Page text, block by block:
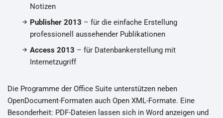
Notizen
Publisher 2013 – für die einfache Erstellung
professionell aussehender Publikationen
Access 2013 – für Datenbankerstellung mit
Internetzugriff
Die Programme der Office Suite unterstützen neben
OpenDocument-Formaten auch Open XML-Formate. Eine
Besonderheit: PDF-Dateien lassen sich in Word anzeigen und